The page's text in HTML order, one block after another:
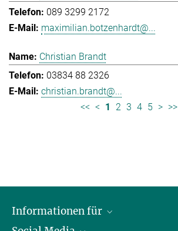
089 3299 2172
maximilian.botzenhardt@...
Christian Brandt
03834 88 2326
christian.brandt@...
<< < 1 2 3 4 5 > >>
Informationen für